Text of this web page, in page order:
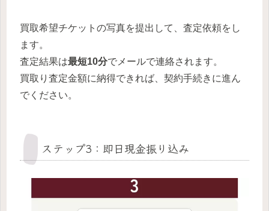
買取希望チケットの写真を提出して、査定依頼をし
ます。
査定結果は最短10分でメールで連絡されます。
買取り査定金額に納得できれば、契約手続きに進ん
でください。
ステップ3：即日現金振り込み